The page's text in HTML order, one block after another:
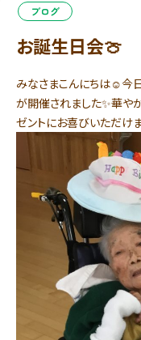
ブログ
お誕生日会🍈
みなさまこんにちは☺今
が開催されました✨華や
ゼントにお喜びいただけ